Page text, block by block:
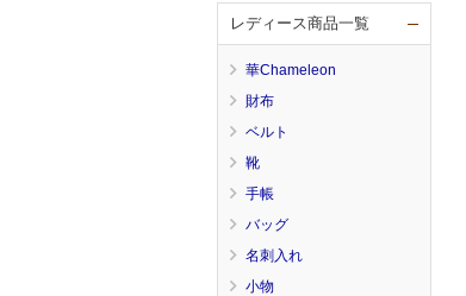
レディース商品一覧
華Chameleon
財布
ベルト
靴
手帳
バッグ
名刺入れ
小物